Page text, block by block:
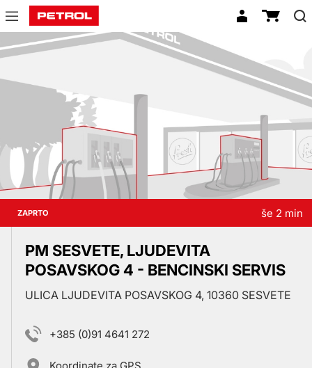
Prodajna
mesta
ZAPRTO še 2 min
PM SESVETE, LJUDEVITA
POSAVSKOG 4 - BENCINSKI SERVIS
ULICA LJUDEVITA POSAVSKOG 4, 10360 SESVETE
+385 (0)91 4641 272